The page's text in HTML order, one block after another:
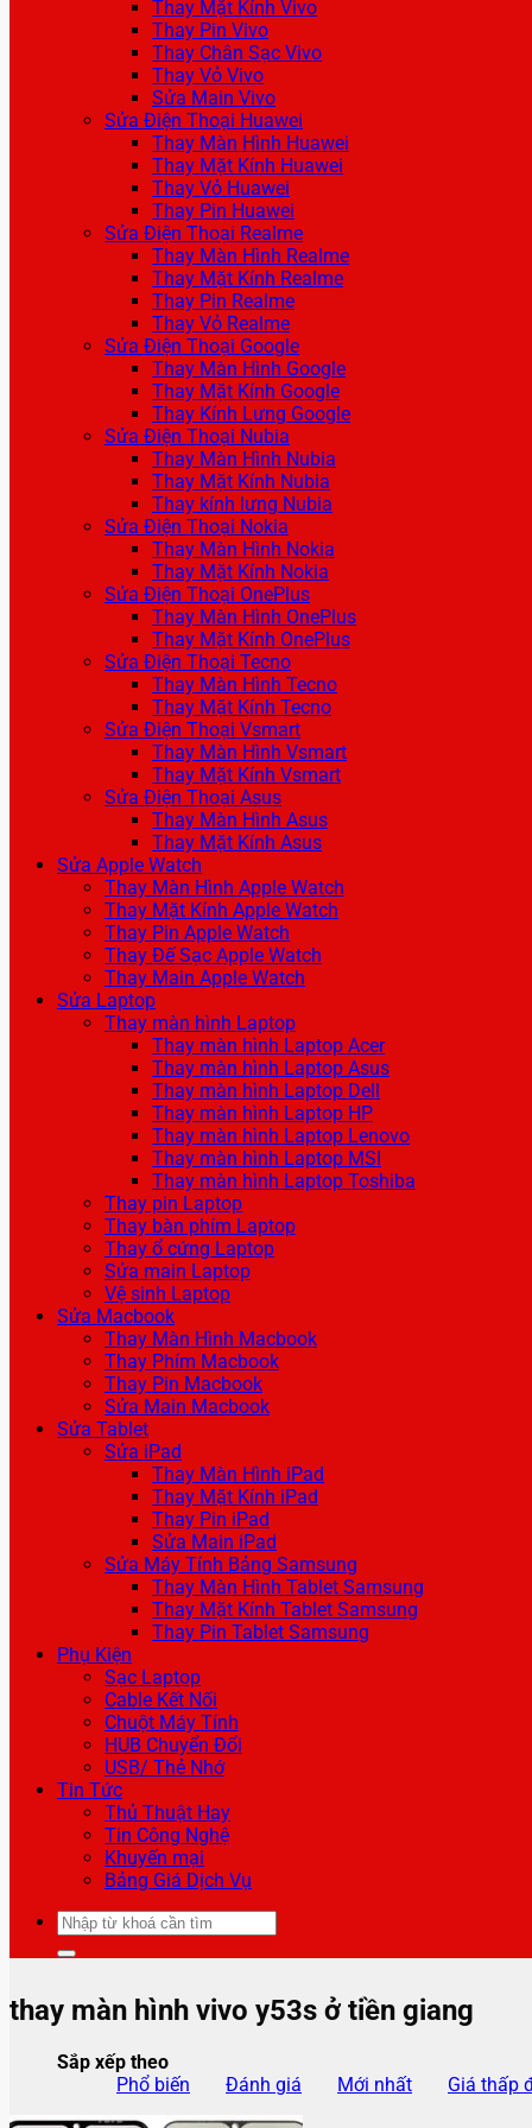
Thay Mặt Kính Vivo
Thay Pin Vivo
Thay Chân Sạc Vivo
Thay Vỏ Vivo
Sửa Main Vivo
Sửa Điện Thoại Huawei
Thay Màn Hình Huawei
Thay Mặt Kính Huawei
Thay Vỏ Huawei
Thay Pin Huawei
Sửa Điện Thoại Realme
Thay Màn Hình Realme
Thay Mặt Kính Realme
Thay Pin Realme
Thay Vỏ Realme
Sửa Điện Thoại Google
Thay Màn Hình Google
Thay Mặt Kính Google
Thay Kính Lưng Google
Sửa Điện Thoại Nubia
Thay Màn Hình Nubia
Thay Mặt Kính Nubia
Thay kính lưng Nubia
Sửa Điện Thoại Nokia
Thay Màn Hình Nokia
Thay Mặt Kính Nokia
Sửa Điện Thoại OnePlus
Thay Màn Hình OnePlus
Thay Mặt Kính OnePlus
Sửa Điện Thoại Tecno
Thay Màn Hình Tecno
Thay Mặt Kính Tecno
Sửa Điện Thoại Vsmart
Thay Màn Hình Vsmart
Thay Mặt Kính Vsmart
Sửa Điện Thoại Asus
Thay Màn Hình Asus
Thay Mặt Kính Asus
Sửa Apple Watch
Thay Màn Hình Apple Watch
Thay Mặt Kính Apple Watch
Thay Pin Apple Watch
Thay Đế Sạc Apple Watch
Thay Main Apple Watch
Sửa Laptop
Thay màn hình Laptop
Thay màn hình Laptop Acer
Thay màn hình Laptop Asus
Thay màn hình Laptop Dell
Thay màn hình Laptop HP
Thay màn hình Laptop Lenovo
Thay màn hình Laptop MSI
Thay màn hình Laptop Toshiba
Thay pin Laptop
Thay bàn phím Laptop
Thay ổ cứng Laptop
Sửa main Laptop
Vệ sinh Laptop
Sửa Macbook
Thay Màn Hình Macbook
Thay Phím Macbook
Thay Pin Macbook
Sửa Main Macbook
Sửa Tablet
Sửa iPad
Thay Màn Hình iPad
Thay Mặt Kính iPad
Thay Pin iPad
Sửa Main iPad
Sửa Máy Tính Bảng Samsung
Thay Màn Hình Tablet Samsung
Thay Mặt Kính Tablet Samsung
Thay Pin Tablet Samsung
Phụ Kiện
Sạc Laptop
Cable Kết Nối
Chuột Máy Tính
HUB Chuyển Đổi
USB/ Thẻ Nhớ
Tin Tức
Thủ Thuật Hay
Tin Công Nghệ
Khuyến mại
Bảng Giá Dịch Vụ
Tìm
kiếm:
thay màn hình vivo y53s ở tiền giang
Sắp xếp theo
Phổ biến
Đánh giá Mới nhất Giá thấp